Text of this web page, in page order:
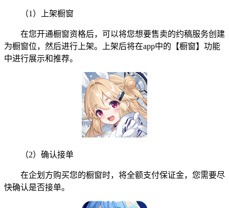
（1）上架橱窗
在您开通橱窗资格后，可以将您想要售卖的约稿服务创建
为橱窗位，然后进行上架。上架后将在app中的【橱窗】功能
中进行展示和推荐。
（2）确认接单
在企划方购买您的橱窗时，将全额支付保证金，您需要尽
快确认是否接单。